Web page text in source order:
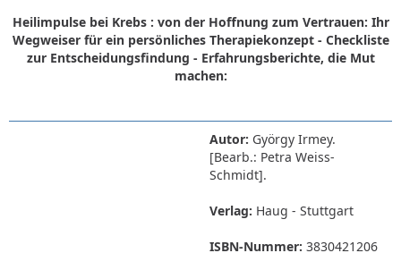
Heilimpulse bei Krebs : von der Hoffnung zum Vertrauen: Ihr
Wegweiser für ein persönliches Therapiekonzept - Checkliste
zur Entscheidungsfindung - Erfahrungsberichte, die Mut
machen:
Autor: György Irmey.
[Bearb.: Petra Weiss-
Schmidt].
Verlag: Haug - Stuttgart
ISBN-Nummer: 3830421206